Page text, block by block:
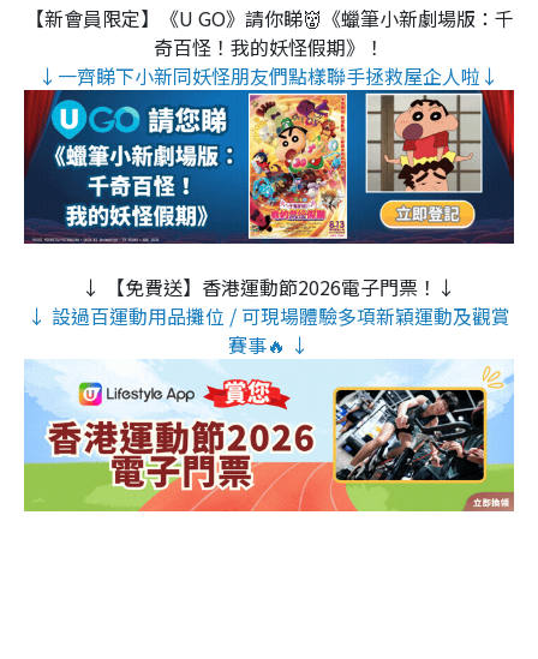
【新會員限定】《U GO》請你睇👹《蠟筆小新劇場版：千
奇百怪！我的妖怪假期》！
↓一齊睇下小新同妖怪朋友們點樣聯手拯救屋企人啦↓
↓ 【免費送】香港運動節2026電子門票！↓
↓ 設過百運動用品攤位 / 可現場體驗多項新穎運動及觀賞
賽事🔥 ↓